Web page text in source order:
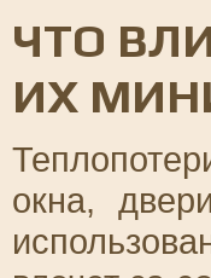
ЧТО
ИХ
окна,